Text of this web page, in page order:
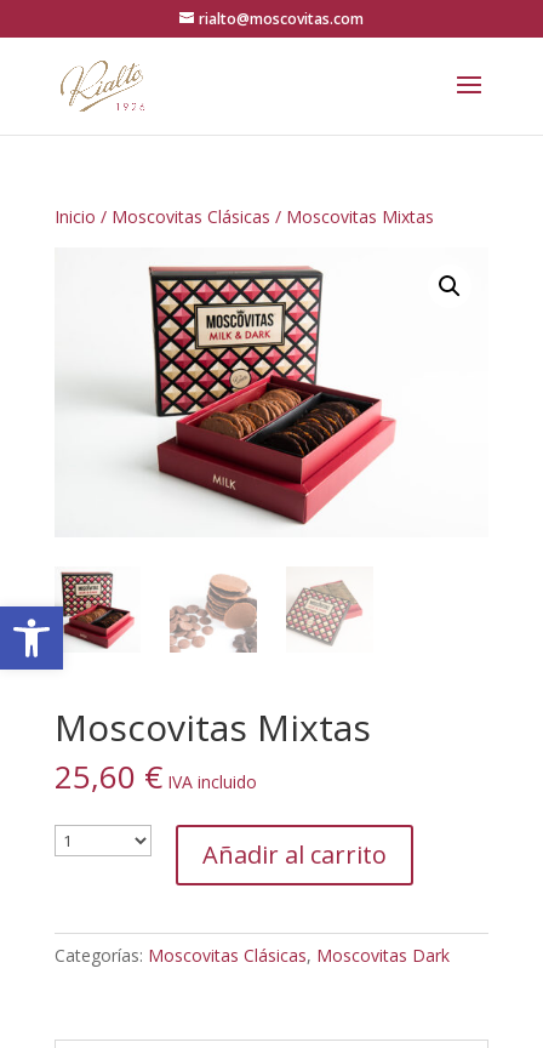
Abrir barra de herramientas
rialto@moscovitas.com
Inicio / Moscovitas Clásicas / Moscovitas Mixtas
Moscovitas Mixtas
25,60 € IVA incluido
Añadir al carrito
Categorías: Moscovitas Clásicas, Moscovitas Dark